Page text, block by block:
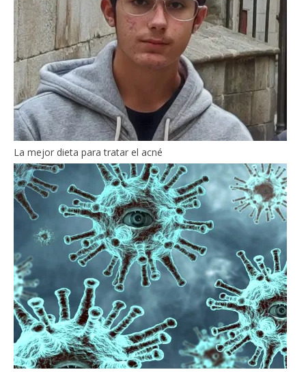
La mejor dieta para tratar el acné